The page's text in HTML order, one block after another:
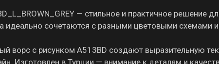
— стильное и практичное решение
идеально сочетаются с разными цветовыми схемами
ворс с рисунком A513BD создают выразительную
Изготовлен в Турции — внимание к деталям и